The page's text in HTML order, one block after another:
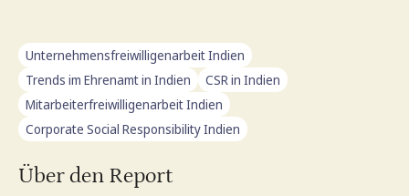
Unternehmensfreiwilligenarbeit Indien
Trends im Ehrenamt in Indien
CSR in Indien
Mitarbeiterfreiwilligenarbeit Indien
Corporate Social Responsibility Indien
Über den Report